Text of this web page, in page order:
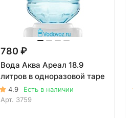
780 ₽
Вода Аква Ареал 18.9
литров в одноразовой таре
4.9
Есть в наличии
Арт. 3759